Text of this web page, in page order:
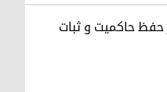
حفظ حاکمیت و ثبات